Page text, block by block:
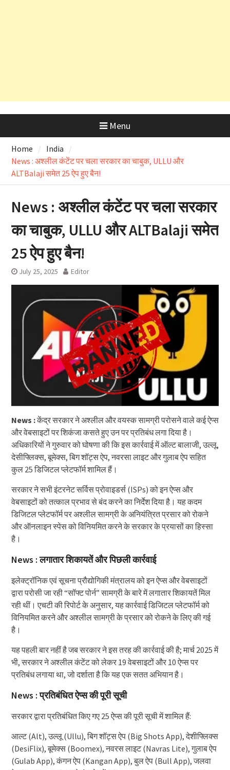
Menu
Home
India
News : अश्लील कंटेंट पर चला सरकार का चाबुक, ULLU और
ALTBalaji समेत 25 ऐप हुए बैन!
News : अश्लील कंटेंट पर चला सरकार
का चाबुक, ULLU और ALTBalaji समेत
25 ऐप हुए बैन!
July 25, 2025 Editor
News :केंद्र सरकार ने अश्लील और वयस्क सामग्री परोसने वाले कई ऐप्स
और वेबसाइटों पर शिकंजा कसते हुए उन पर प्रतिबंध लगा दिया है।
अधिकारियों ने गुरुवार को घोषणा की कि इस कार्रवाई में ऑल्ट बालाजी, उल्लू,
देसीफ्लिक्स, बूमेक्स, बिग शॉट्स ऐप, नवरसा लाइट और गुलाब ऐप सहित
कुल 25 डिजिटल प्लेटफॉर्म शामिल हैं।
सरकार ने सभी इंटरनेट सर्विस प्रोवाइडर्स (ISPs) को इन ऐप्स और
वेबसाइटों को तत्काल प्रभाव से बंद करने का निर्देश दिया है। यह कदम
डिजिटल प्लेटफॉर्म पर अश्लील सामग्री के अनियंत्रित प्रसार को रोकने
और ऑनलाइन स्पेस को विनियमित करने के सरकार के प्रयासों का हिस्सा
है।
News : लगातार शिकायतें और पिछली कार्रवाई
इलेक्ट्रॉनिक एवं सूचना प्रौद्योगिकी मंत्रालय को इन ऐप्स और वेबसाइटों
द्वारा परोसी जा रही “सॉफ्ट पोर्न” सामग्री के बारे में लगातार शिकायतें मिल
रही थीं। एचटी की रिपोर्ट के अनुसार, यह कार्रवाई डिजिटल प्लेटफॉर्म को
विनियमित करने और अश्लील सामग्री के प्रसार को रोकने के लिए की गई
है।
यह पहली बार नहीं है जब सरकार ने इस तरह की कार्रवाई की है; मार्च 2025 में
भी, सरकार ने अश्लील कंटेंट को लेकर 19 वेबसाइटों और 10 ऐप्स पर
प्रतिबंध लगाया था, जो दर्शाता है कि यह एक सतत अभियान है।
News : प्रतिबंधित ऐप्स की पूरी सूची
सरकार द्वारा प्रतिबंधित किए गए 25 ऐप्स की पूरी सूची में शामिल हैं:
आल्ट (Alt), उल्लू (Ullu), बिग शॉट्स ऐप (Big Shots App), देशीफ्लिक्स
(DesiFlix), बूमेक्स (Boomex), नवरस लाइट (Navras Lite), गुलाब ऐप
(Gulab App), कंगन ऐप (Kangan App), बुल ऐप (Bull App), जलवा